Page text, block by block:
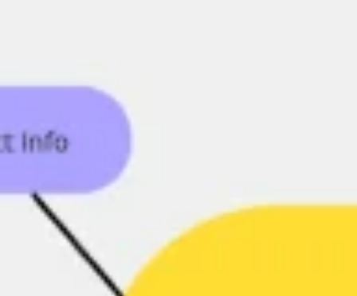
Pesquisa e design